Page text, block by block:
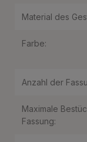
Material des
Farbe:
Anzahl der
Maximale
Fassung: